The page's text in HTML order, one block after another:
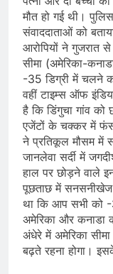
मौत हो गई थी।
संवाददाताओं को
आरोपियों ने गुजरात
सीमा (अमेरिका-
-35 डिग्री में चलने
वहीं टाइम्स ऑफ
है कि डिंगुचा गांव को
एजेंटों के चक्कर में फंस
ने प्रतिकूल मौसम में
जानलेवा सर्दी में
हाल पर छोड़ने वाले
पूछताछ में
था कि आप सभी को -
अमेरिका और कनाडा
अंधेरे में अमेरिका
बढ़ते रहना होगा।